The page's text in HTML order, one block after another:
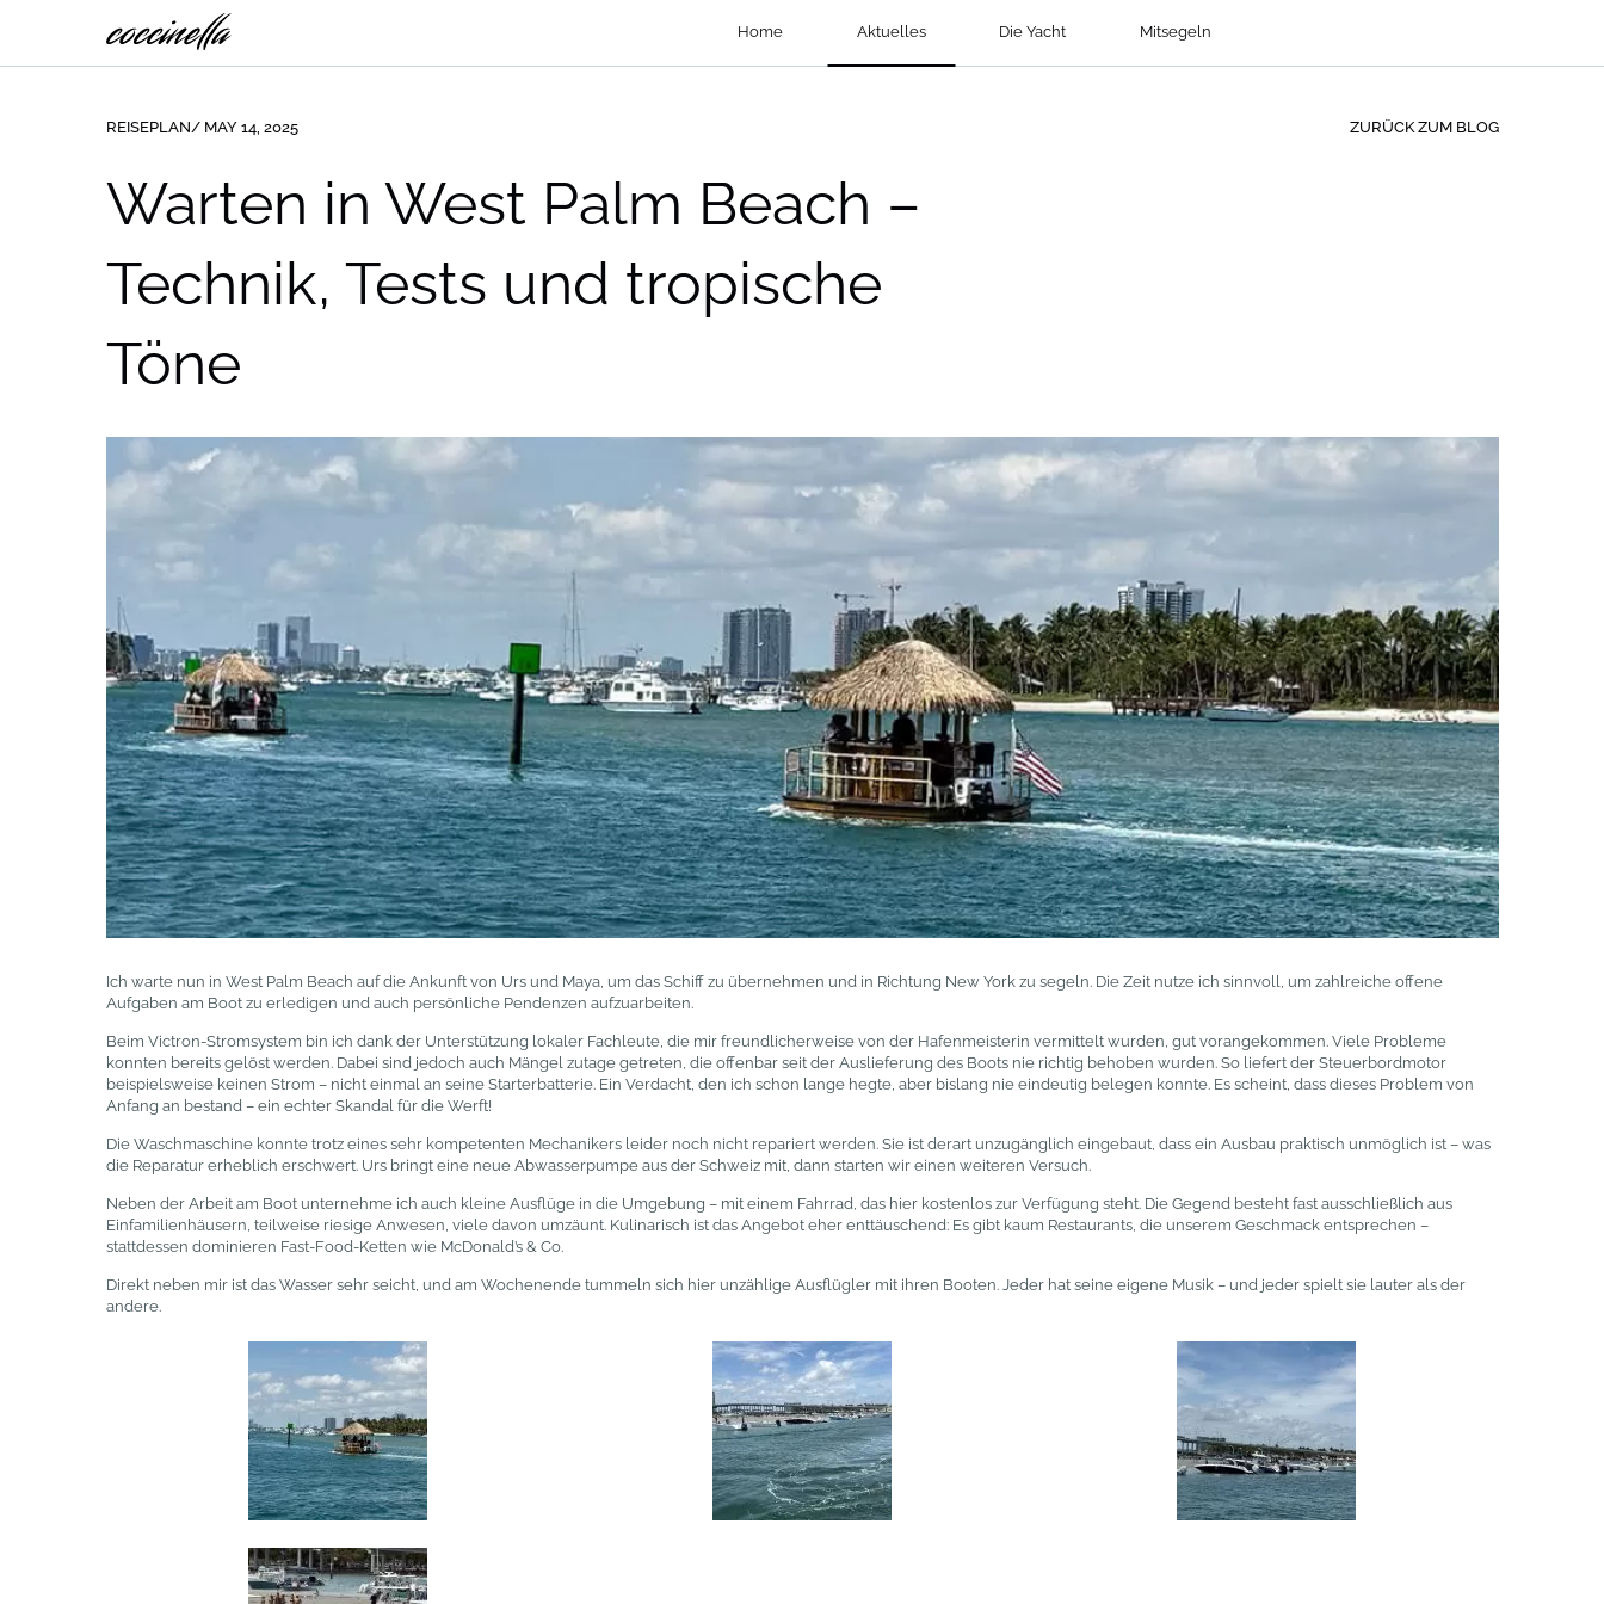
Home Aktuelles Die Yacht Mitsegeln
REISEPLAN/ MAY 14, 2025 ZURÜCK ZUM BLOG
Warten in West Palm Beach –
Technik, Tests und tropische
Töne
Ich warte nun in West Palm Beach auf die Ankunft von Urs und Maya, um das Schiff zu übernehmen und in Richtung New York zu segeln. Die Zeit nutze ich sinnvoll, um zahlreiche offene
Aufgaben am Boot zu erledigen und auch persönliche Pendenzen aufzuarbeiten.
Beim Victron-Stromsystem bin ich dank der Unterstützung lokaler Fachleute, die mir freundlicherweise von der Hafenmeisterin vermittelt wurden, gut vorangekommen. Viele Probleme
konnten bereits gelöst werden. Dabei sind jedoch auch Mängel zutage getreten, die offenbar seit der Auslieferung des Boots nie richtig behoben wurden. So liefert der Steuerbordmotor
beispielsweise keinen Strom – nicht einmal an seine Starterbatterie. Ein Verdacht, den ich schon lange hegte, aber bislang nie eindeutig belegen konnte. Es scheint, dass dieses Problem von
Anfang an bestand – ein echter Skandal für die Werft!
Die Waschmaschine konnte trotz eines sehr kompetenten Mechanikers leider noch nicht repariert werden. Sie ist derart unzugänglich eingebaut, dass ein Ausbau praktisch unmöglich ist – was
die Reparatur erheblich erschwert. Urs bringt eine neue Abwasserpumpe aus der Schweiz mit, dann starten wir einen weiteren Versuch.
Neben der Arbeit am Boot unternehme ich auch kleine Ausflüge in die Umgebung – mit einem Fahrrad, das hier kostenlos zur Verfügung steht. Die Gegend besteht fast ausschließlich aus
Einfamilienhäusern, teilweise riesige Anwesen, viele davon umzäunt. Kulinarisch ist das Angebot eher enttäuschend: Es gibt kaum Restaurants, die unserem Geschmack entsprechen –
stattdessen dominieren Fast-Food-Ketten wie McDonald’s & Co.
Direkt neben mir ist das Wasser sehr seicht, und am Wochenende tummeln sich hier unzählige Ausflügler mit ihren Booten. Jeder hat seine eigene Musik – und jeder spielt sie lauter als der
andere.